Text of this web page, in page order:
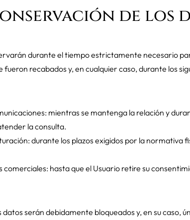
de los
durante el tiempo estrictamente necesario
fueron recabados y, en cualquier caso, durante los
mientras se mantenga la relación y
la consulta.
durante los plazos exigidos por la normativa
hasta que el Usuario retire su
datos serán debidamente bloqueados y, en su caso,